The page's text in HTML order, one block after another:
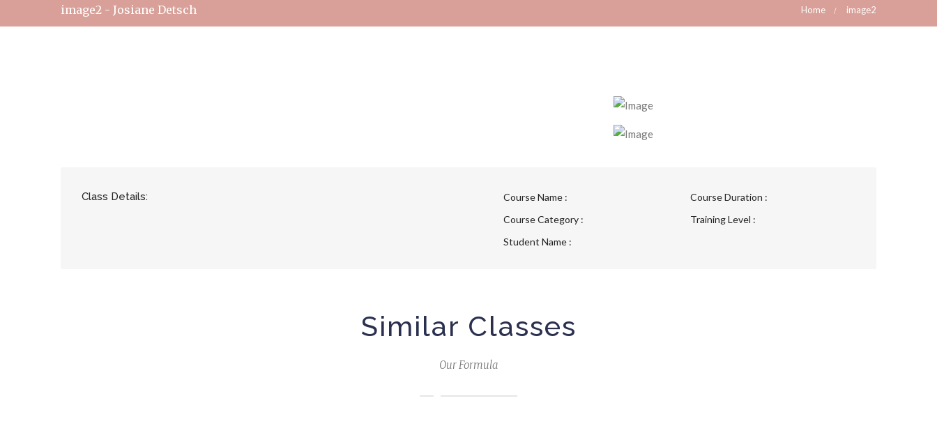
image2 - Josiane Detsch Home image2
Class Details:
Course Name :
Course Category :
Student Name :
Course Duration :
Training Level :
Similar Classes
Our Formula